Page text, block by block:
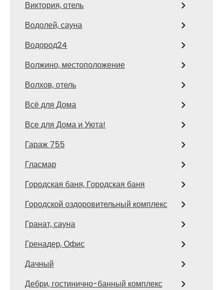
Виктория, отель
Водолей, сауна
Водород24
Волжино, местоположение
Волхов, отель
Всё для Дома
Все для Дома и Уюта!
Гараж 755
Гласмар
Городская баня, Городская баня
Городской оздоровительный комплекс
Гранат, сауна
Гренадер, Офис
Дачный
Дебри, гостинично-банный комплекс